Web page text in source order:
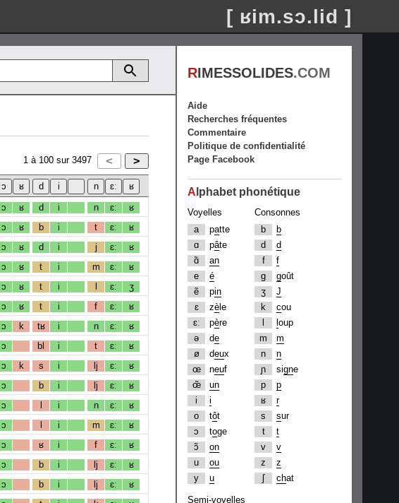
[ ʁim.sɔ.lid ]
1 à 100 sur 3497
ɔ ʁ d i n ɛː ʁ
ɔ ʁ b i t ɛː ʁ
ɔ ʁ d i j ɛː ʁ
ɔ ʁ t i m ɛː ʁ
ɔ ʁ t i l ɛː ʒ
ɔ ʁ t i f ɛː ʁ
ɔ k tʁ i n ɛː ʁ
ɔ bl i t ɛː ʁ
ɔ k s i lj ɛː ʁ
ɔ b i lj ɛː ʁ
ɔ l i n ɛː ʁ
ɔ l i m ɛː ʁ
ɔ ʁ i f ɛː ʁ
ɔ b i lj ɛː ʁ
ɔ b i lj ɛː ʁ
RIMESSOLIDES.COM
Aide
Recherches fréquentes
Commentaire
Politique de confidentialité
Page Facebook
A lphabet phonétique
Voyelles
a
patte
ɑ
pâte
ɑ̃
an
e
é
ẽ
pin
ɛ
zè le
ɛː
père
ə
de
ø
deux
œ
neuf
œ̃
un
i
i
o
tôt
ɔ
toge
ɔ̃
on
u
ou
y
u
Consonnes
b
b
d
d
f
f
g
goût
ʒ
J
k
cou
oup
m
m
n
n
ɲ
signe
p
p
ʁ
r
s
sur
t
t
v
v
z
z
ʃ
chat
Semi-voyelles